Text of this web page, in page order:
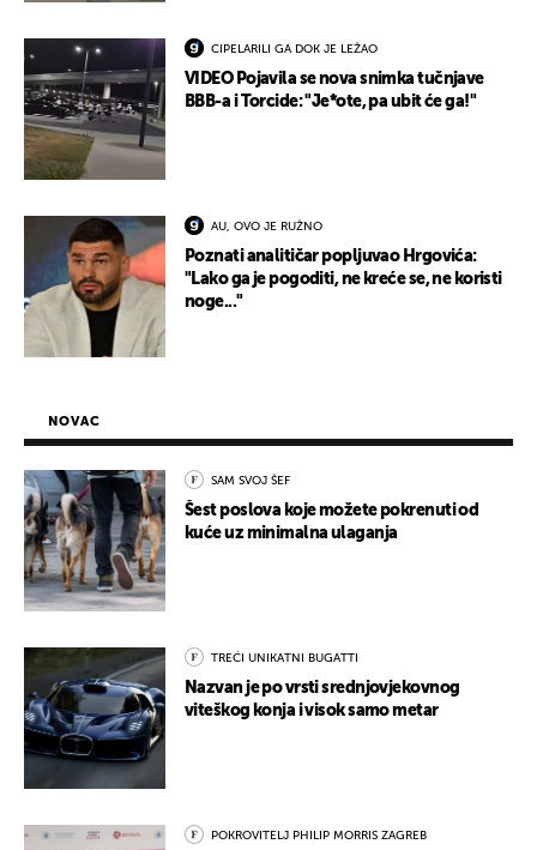
CIPELARILI GA DOK JE LEŽAO
VIDEO Pojavila se nova snimka tučnjave
BBB-a i Torcide: "Je*ote, pa ubit će ga!"
AU, OVO JE RUŽNO
Poznati analitičar popljuvao Hrgovića:
"Lako ga je pogoditi, ne kreće se, ne koristi
noge..."
NOVAC
SAM SVOJ ŠEF
Šest poslova koje možete pokrenuti od
kuće uz minimalna ulaganja
TREĆI UNIKATNI BUGATTI
Nazvan je po vrsti srednjovjekovnog
viteškog konja i visok samo metar
POKROVITELJ PHILIP MORRIS ZAGREB